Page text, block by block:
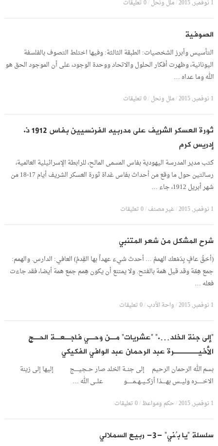
1 نوفمبر, 2015 /ملل ونحل/0 تعليقات
الصوفية
التأسيس وأبرز الشخصيات: الطبقة الثالثة: وفيها اختلط التصوف بالفلسفة
اليونانية، وظهرت أفكار الحلول والاتحاد ووحدة الوجود، على أن الموجود الحق هو
الله وما عداه …
1 نوفمبر, 2015 /ملل ونحل/0 تعليقات
ثورة العسكر الشريف على مدربيه الفرنسيين بفاس 1912 ذ.
إدريس كرم
كتب مدير المدرسة اليهودية بفاس المسمى المالح، للرابطة الإسرائيلية العالمية،
رسالتين حول ما وقع من أحداث بفاس غداة ثورة العسكر الشريف أيام 17-18 من
شهر أبريل 1912، جاء …
1 نوفمبر, 2015 /غير مصنف/0 تعليقات
شرح المشكل من شعر المتنبي
(أحَقُ عافٍ بِدَمْعك الهممُ … أحدث شيء عهداً بها القِدمُ) العافي: الدارس. والهمم:
جمع هِمّة وقد قيل هَمة بالفتح. ولا يمتنع أن يكون هِمم جمع همة أيضا، فقد جاءت
فعله …
1 نوفمبر, 2015 /واحة الأدب/0 تعليقات
“إلى جنة الخلد….” “عشريات” مـن وحـي فاجـعـة الحـج
الأخيـــــرة عبد الرحمان عبد الوافي الفكيكي
بسم الله الرحمان الرحيم إلى جنــة الخلد صار حــجيــــج إليها إلى زينة
الاخــــــره وليــس بهــــذا أزكــيــهــمــــــو علــى الله …
1 نوفمبر, 2015 /حكم ومواعظ/0 تعليقات
سلسلة “يا بُني” -3- ربيع السملالي